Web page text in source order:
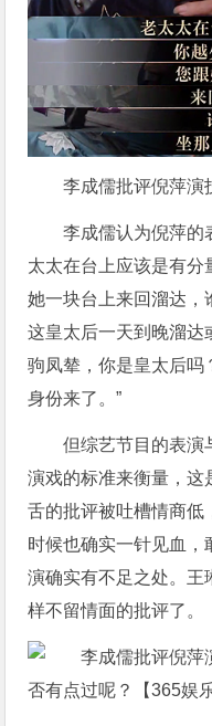
李成儒批评倪萍演
李成儒认为倪萍的
太太在台上应该是有分
她一块台上来回溜达，
这皇太后一天到晚溜达
驹凤辇，你是皇太后吗
身份来了。”
但综艺节目的表演
演戏的标准来衡量，这
舌的批评被吐槽情商低
时候也确实一针见血，
演确实有不足之处。王
样不留情面的批评了。